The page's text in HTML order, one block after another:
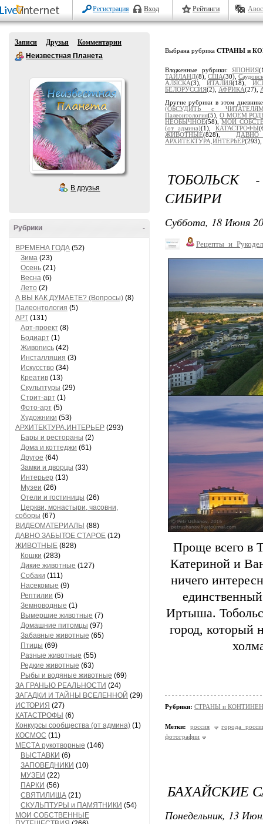
Регистрация Вход Рейтинги
Записи Друзья
Комментарии
Неизвестная Планета
В друзья
-
Рубрики
ВРЕМЕНА ГОДА (52)
Зима (23)
Осень (21)
Весна (6)
Лето (2)
А ВЫ КАК ДУМАЕТЕ? (Вопросы) (8)
Палеонтология (5)
АРТ (131)
Арт-проект (8)
Бодиарт (1)
Живопись (42)
Инсталляция (3)
Искусство (34)
Креатив (13)
Скульптуры (29)
Стрит-арт (1)
Фото-арт (5)
Художники (53)
АРХИТЕКТУРА,ИНТЕРЬЕР (293)
Бары и рестораны (2)
Дома и коттеджи (61)
Другое (64)
Замки и дворцы (33)
Интерьер (13)
Музеи (26)
Отели и гостиницы (26)
Церкви, монастыри, часовни,
соборы (67)
ВИДЕОМАТЕРИАЛЫ (88)
ДАВНО ЗАБЫТОЕ СТАРОЕ (12)
ЖИВОТНЫЕ (828)
Кошки (283)
Дикие животные (127)
Собаки (111)
Насекомые (9)
Рептилии (5)
Земноводные (1)
Вымершие животные (7)
Домашние питомцы (97)
Забавные животные (65)
Птицы (69)
Разные животные (55)
Редкие животные (63)
Рыбы и водяные животные (69)
ЗА ГРАНЬЮ РЕАЛЬНОСТИ (24)
ЗАГАДКИ И ТАЙНЫ ВСЕЛЕННОЙ (29)
ИСТОРИЯ (27)
КАТАСТРОФЫ (6)
Конкурсы сообщества (от админа) (1)
КОСМОС (11)
МЕСТА рукотворные (146)
ВЫСТАВКИ (6)
ЗАПОВЕДНИКИ (10)
МУЗЕИ (22)
ПАРКИ (56)
СВЯТИЛИЩА (21)
СКУЛЬПТУРЫ и ПАМЯТНИКИ (54)
МОИ СОБСТВЕННЫЕ
Выбрана рубрика СТРАНЫ и
Вложенные рубрики: ЯПОНИЯ
ТАЙЛАНД(8),США(30),
АЛЯСКА(3),ИТАЛИЯ(18),
БЕЛОРУССИЯ(2), АФРИКА(27),
Другие рубрики в этом
(ОБСУДИТЬ с
Палеонтология(5),О МОЕМ
НЕОБЫЧНОЕ(58),МОИ
(от админа)(1), КАТАСТРОФЫ
ЖИВОТНЫЕ(828),
АРХИТЕКТУРА,ИНТЕРЬЕР(293),
ТОБОЛЬСК
СИБИРИ
Суббота, 18 Июня
Проще всего в
Катериной и
ничего
Иртыша.
город, который
Рубрики: СТРАНЫ и
Метки: россия
города
фотографии
БАХАЙСКИЕ
Понедельник, 13